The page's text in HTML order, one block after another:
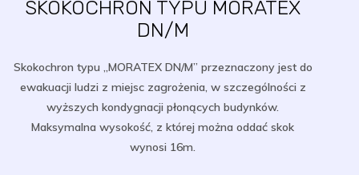
SKOKOCHRON TYPU MORATEX
DN/M
Skokochron typu „MORATEX DN/M” przeznaczony jest do
ewakuacji ludzi z miejsc zagrożenia, w szczególności z
wyższych kondygnacji płonących budynków.
Maksymalna wysokość, z której można oddać skok
wynosi 16m.